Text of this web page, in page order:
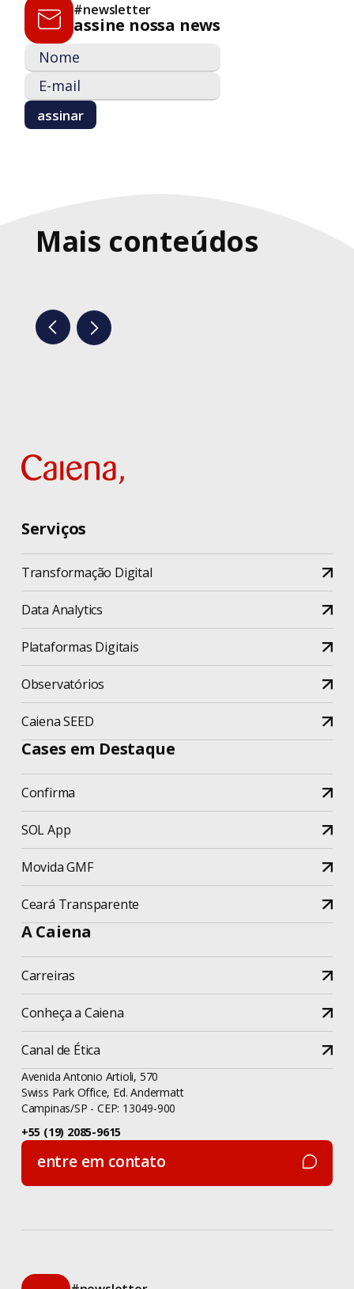
#newsletter
assine nossa news
Mais conteúdos
Serviços
Transformação Digital
Data Analytics
Plataformas Digitais
Observatórios
Caiena SEED
Cases em Destaque
Confirma
SOL App
Movida GMF
Ceará Transparente
A Caiena
Carreiras
Conheça a Caiena
Canal de Ética
Avenida Antonio Artioli, 570
Swiss Park Office, Ed. Andermatt
Campinas/SP - CEP: 13049-900
+55 (19) 2085-9615
entre em contato
entre em contato